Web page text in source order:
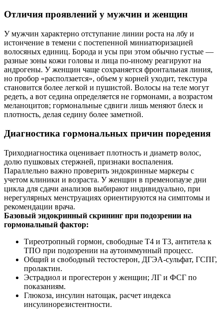
Отличия проявлений у мужчин и женщин
У мужчин характерно отступание линии роста на лбу и
истончение в темени с постепенной миниатюризацией
волосяных единиц. Борода и усы при этом обычно густые —
разные зоны кожи головы и лица по-иному реагируют на
андрогены. У женщин чаще сохраняется фронтальная линия,
но пробор «расползается», объем у корней уходит, текстура
становится более легкой и пушистой. Волосы на теле могут
редеть, а вот седина определяется не гормонами, а возрастом
меланоцитов; гормональные сдвиги лишь меняют блеск и
плотность, делая седину более заметной.
Диагностика гормональных причин поредения
Триходиагностика оценивает плотность и диаметр волос,
долю пушковых стержней, признаки воспаления.
Параллельно важно проверить эндокринные маркеры с
учетом клиники и возраста. У женщин в пременопаузе дни
цикла для сдачи анализов выбирают индивидуально, при
нерегулярных менструациях ориентируются на симптомы и
рекомендации врача.
Базовый эндокринный скрининг при подозрении на
гормональный фактор:
Тиреотропный гормон, свободные Т4 и Т3, антитела к
ТПО при подозрении на аутоиммунный процесс.
Общий и свободный тестостерон, ДГЭА-сульфат, ГСПГ,
пролактин.
Эстрадиол и прогестерон у женщин; ЛГ и ФСГ по
показаниям.
Глюкоза, инсулин натощак, расчет индекса
инсулинорезистентности.